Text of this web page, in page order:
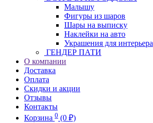
Малышу
Фигуры из шаров
Шары на выписку
Наклейки на авто
Украшения для интерьера
ГЕНДЕР ПАТИ
О компании
Доставка
Оплата
Скидки и акции
Отзывы
Контакты
Корзина 0 (0 ₽)